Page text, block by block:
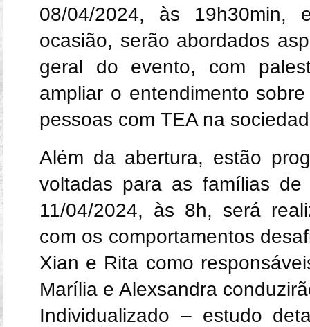
08/04/2024, às 19h30min,
ocasião, serão abordados
geral do evento, com
ampliar o entendimento
pessoas com TEA na
Além da abertura, estão
voltadas para as famílias
11/04/2024, às 8h, será
com os comportamentos
Xian e Rita como
Marília e Alexsandra
Individualizado – estudo